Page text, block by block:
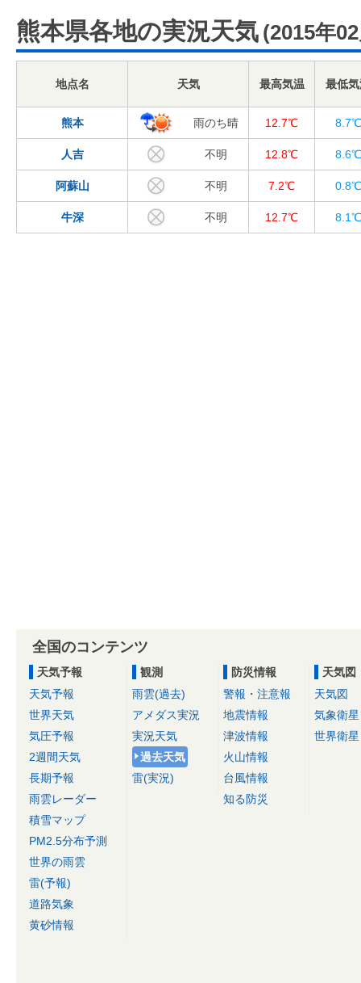
熊本県各地の実況天気 (2015年
地点名 天気 最高気温 最低
熊本 雨のち晴 12.7℃ 8.7℃
人吉 不明 12.8℃ 8.6℃
阿蘇山 不明 7.2℃ 0.8℃
牛深 不明 12.7℃ 8.1℃
全国のコンテンツ
天気予報
天気予報
世界天気
気圧予報
2週間天気
長期予報
雨雲レーダー
積雪マップ
PM2.5分布予測
世界の雨雲
雷(予報)
道路気象
黄砂情報
観測
雨雲(過去)
アメダス実況
実況天気
過去天気
雷(実況)
防災情報
警報・注意報
地震情報
津波情報
火山情報
台風情報
知る防災
天気図
天気図
気象衛星
世界衛星